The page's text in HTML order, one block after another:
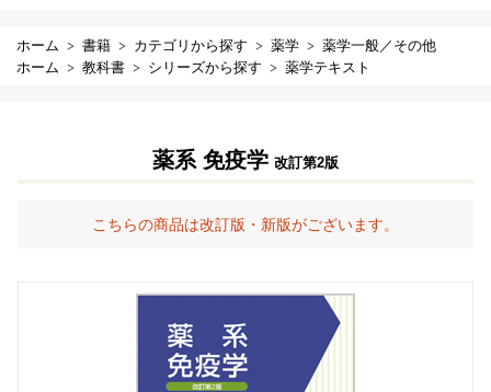
ホーム 書籍 カテゴリから探す 薬学
薬学一般／その他
ホーム
教科書 シリーズから探す 薬学テキスト
薬系 免疫学 改訂第2版
こちらの商品は改訂版・新版がございます。